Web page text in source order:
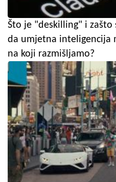
Što je "deskilling" i
da umjetna inteligencija
na koji razmišljamo?